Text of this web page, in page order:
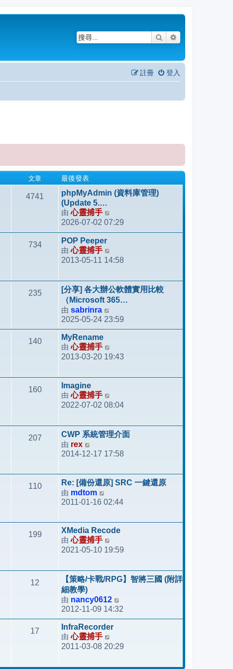
搜尋
登入
註冊
文章 最後發表
4741
phpMyAdmin (資料庫管理)
(Update 5.…
由心靈捕手
視
最
發
2026-07-02 07:29
734
POP Peeper
由心靈捕手
視
後
發
表
2013-05-11 14:58
235
[分享] 各大辦公軟體實用比較
（Microsoft 365…
由 sabrinra
視
最
發
2025-05-24 23:59
140
MyRename
由心靈捕手
視
後
表
2013-03-20 19:43
160
Imagine
由心靈捕手
視
後
發
表
2022-07-02 08:04
207
CWP 系統管理介面
由 rex
視
後
發
表
2014-12-17 17:58
110
Re: [備份還原] SRC 一鍵還原
由 mdtom
視
後
發
表
2011-01-16 02:44
199
XMedia Recode
由心靈捕手
視
後
發
表
2021-05-10 19:59
12
【策略/卡戰/RPG】智將三國 (附詳
細教學)
由 nancy0612
視
最
發
2012-11-09 14:32
17
InfraRecorder
由心靈捕手
視
2011-03-08 20:29